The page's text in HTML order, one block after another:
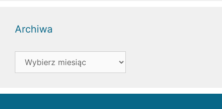
Archiwa